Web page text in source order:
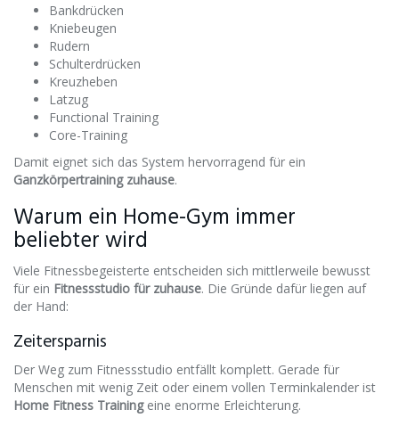
Bankdrücken
Kniebeugen
Rudern
Schulterdrücken
Kreuzheben
Latzug
Functional Training
Core-Training
Damit eignet sich das System hervorragend für ein
Ganzkörpertraining zuhause.
Warum ein Home-Gym immer
beliebter wird
Viele Fitnessbegeisterte entscheiden sich mittlerweile bewusst
für ein Fitnessstudio für zuhause. Die Gründe dafür liegen auf
der Hand:
Zeitersparnis
Der Weg zum Fitnessstudio entfällt komplett. Gerade für
Menschen mit wenig Zeit oder einem vollen Terminkalender ist
Home Fitness Trainingeine enorme Erleichterung.